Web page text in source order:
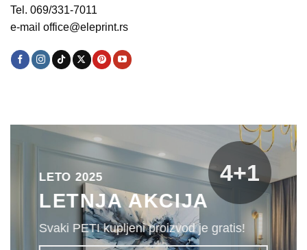
Tel. 069/331-7011
e-mail office@eleprint.rs
LETO 2025
LETNJA AKCIJA
Svaki PETI kupljeni proizvod je gratis!
4+1